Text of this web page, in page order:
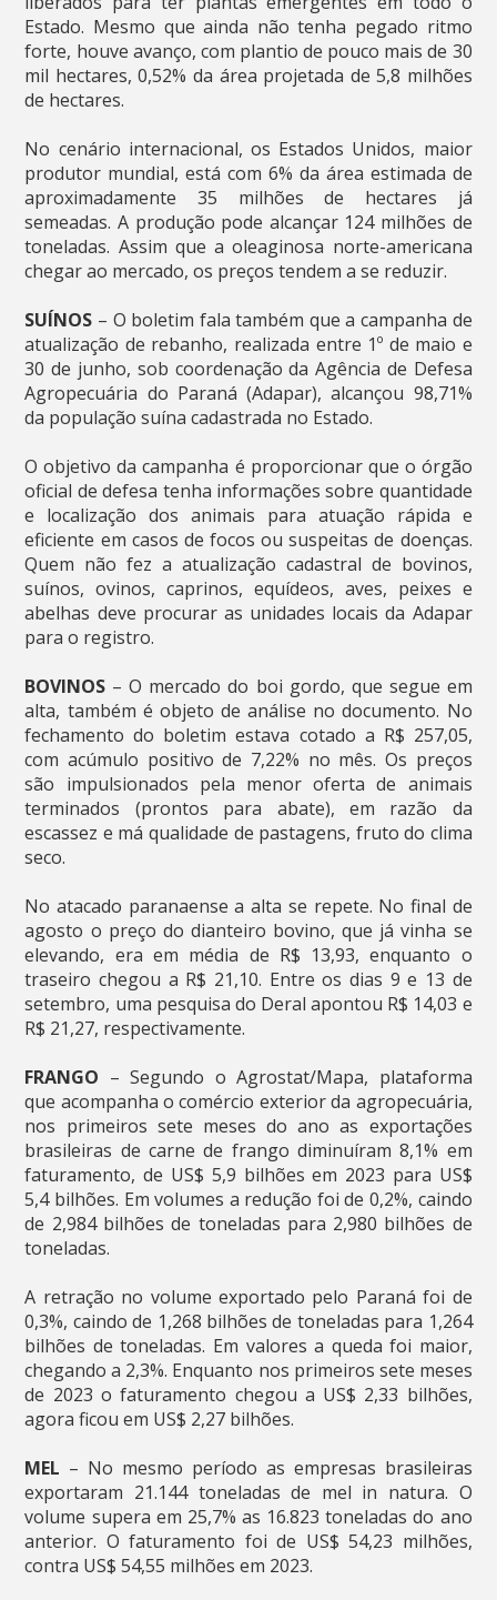
Estado. Mesmo que ainda não tenha pegado ritmo
forte, houve avanço, com plantio de pouco mais de 30
mil hectares, 0,52% da área projetada de 5,8 milhões
de hectares.
No cenário internacional, os Estados Unidos, maior
produtor mundial, está com 6% da área estimada de
aproximadamente 35 milhões de hectares já
semeadas. A produção pode alcançar 124 milhões de
toneladas. Assim que a oleaginosa norte-americana
chegar ao mercado, os preços tendem a se reduzir.
SUÍNOS – O boletim fala também que a campanha de
atualização de rebanho, realizada entre 1º de maio e
30 de junho, sob coordenação da Agência de Defesa
Agropecuária do Paraná (Adapar), alcançou 98,71%
da população suína cadastrada no Estado.
O objetivo da campanha é proporcionar que o órgão
oficial de defesa tenha informações sobre quantidade
e localização dos animais para atuação rápida e
eficiente em casos de focos ou suspeitas de doenças.
Quem não fez a atualização cadastral de bovinos,
suínos, ovinos, caprinos, equídeos, aves, peixes e
abelhas deve procurar as unidades locais da Adapar
para o registro.
BOVINOS – O mercado do boi gordo, que segue em
alta, também é objeto de análise no documento. No
fechamento do boletim estava cotado a R$ 257,05,
com acúmulo positivo de 7,22% no mês. Os preços
são impulsionados pela menor oferta de animais
terminados (prontos para abate), em razão da
escassez e má qualidade de pastagens, fruto do clima
seco.
No atacado paranaense a alta se repete. No final de
agosto o preço do dianteiro bovino, que já vinha se
elevando, era em média de R$ 13,93, enquanto o
traseiro chegou a R$ 21,10. Entre os dias 9 e 13 de
setembro, uma pesquisa do Deral apontou R$ 14,03 e
R$ 21,27, respectivamente.
FRANGO – Segundo o Agrostat/Mapa, plataforma
que acompanha o comércio exterior da agropecuária,
nos primeiros sete meses do ano as exportações
brasileiras de carne de frango diminuíram 8,1% em
faturamento, de US$ 5,9 bilhões em 2023 para US$
5,4 bilhões. Em volumes a redução foi de 0,2%, caindo
de 2,984 bilhões de toneladas para 2,980 bilhões de
toneladas.
A retração no volume exportado pelo Paraná foi de
0,3%, caindo de 1,268 bilhões de toneladas para 1,264
bilhões de toneladas. Em valores a queda foi maior,
chegando a 2,3%. Enquanto nos primeiros sete meses
de 2023 o faturamento chegou a US$ 2,33 bilhões,
agora ficou em US$ 2,27 bilhões.
MEL – No mesmo período as empresas brasileiras
exportaram 21.144 toneladas de mel in natura. O
volume supera em 25,7% as 16.823 toneladas do ano
anterior. O faturamento foi de US$ 54,23 milhões,
contra US$ 54,55 milhões em 2023.